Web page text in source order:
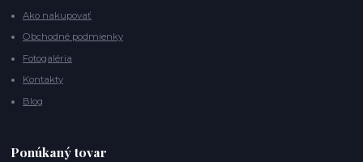
Ako nakupovať
Obchodné podmienky
Fotogaléria
Kontakty
Blog
Ponúkaný tovar